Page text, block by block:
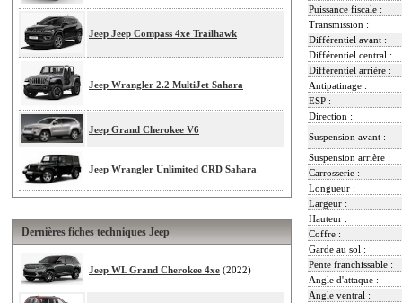
Jeep Jeep Compass 4xe Trailhawk
Jeep Wrangler 2.2 MultiJet Sahara
Jeep Grand Cherokee V6
Jeep Wrangler Unlimited CRD Sahara
Dernières fiches techniques Jeep
Jeep WL Grand Cherokee 4xe (2022)
Puissance fiscale :
Transmission :
Différentiel avant :
Différentiel central :
Différentiel arrière :
Antipatinage :
ESP :
Direction :
Suspension avant :
Suspension arrière :
Carrosserie :
Longueur :
Largeur :
Hauteur :
Coffre :
Garde au sol :
Pente franchissable :
Angle d'attaque :
Angle ventral :